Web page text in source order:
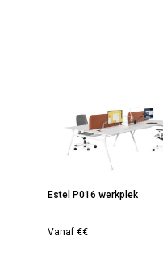
Estel P016 werkplek
Vanaf €€